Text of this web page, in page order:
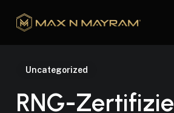
Uncategorized
RNG-